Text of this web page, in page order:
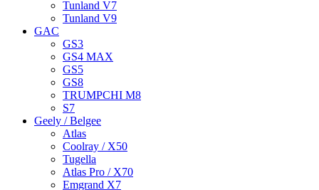
Tunland V7
Tunland V9
GAC
GS3
GS4 MAX
GS5
GS8
TRUMPCHI M8
S7
Geely / Belgee
Atlas
Coolray / X50
Tugella
Atlas Pro / X70
Emgrand X7